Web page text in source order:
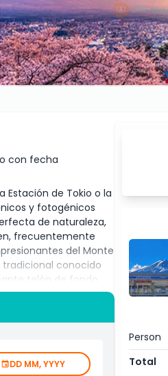
con fecha
Estación de Tokio o la
y fotogénicos
de naturaleza,
frecuentemente
del Monte
tradicional conocido
telón de fondo
para admirar la
de la tienda de
el mundo. Perfecto
DD MM, YYYY
Person
Total